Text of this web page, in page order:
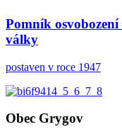
Pomník
války
postaven v roce 1947
Obec Grygov